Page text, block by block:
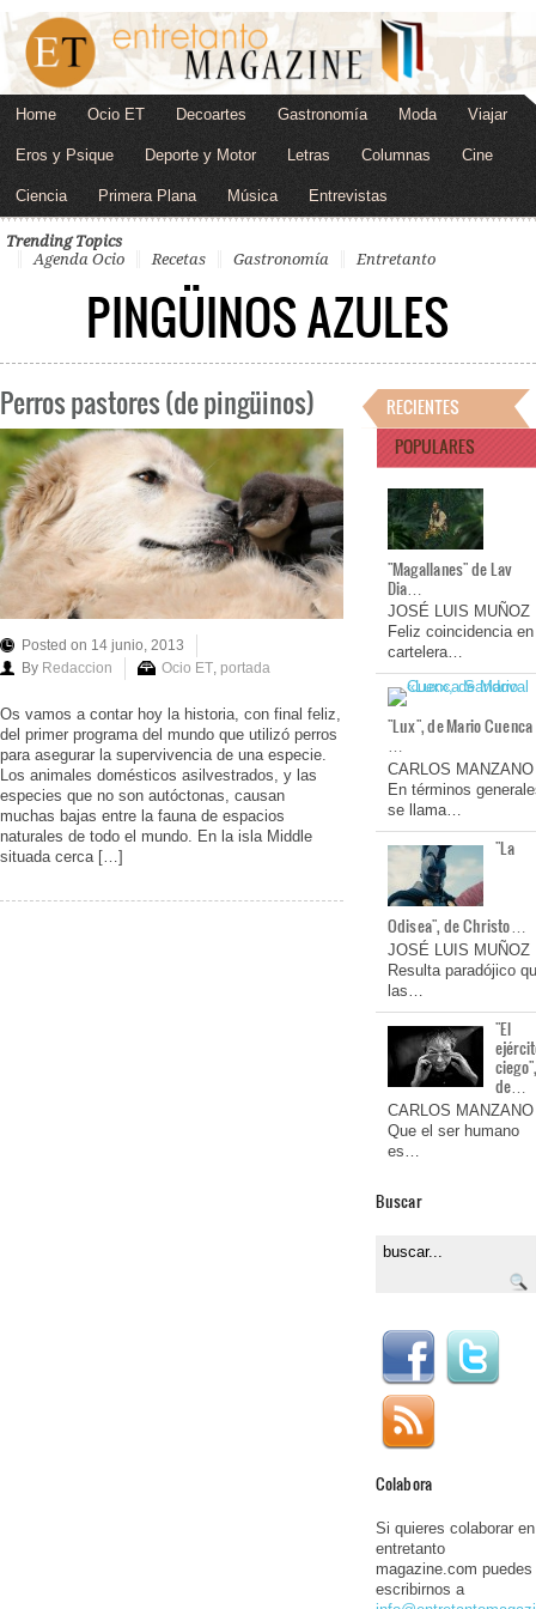
Home Ocio ET Decoartes Gastronomía Moda Viajar
Eros y Psique Deporte y Motor Letras Columnas Cine
Ciencia Primera Plana Música Entrevistas
Trending Topics
Agenda Ocio
Recetas Gastronomía Entretanto
PINGÜINOS AZULES
Perros pastores (de pingüinos)
Posted on 14 junio, 2013
By Redaccion Ocio ET, portada
Os vamos a contar hoy la historia, con final feliz,
del primer programa del mundo que utilizó perros
para asegurar la supervivencia de una especie.
Los animales domésticos asilvestrados, y las
especies que no son autóctonas, causan
muchas bajas entre la fauna de espacios
naturales de todo el mundo. En la isla Middle
situada cerca […]
RECIENTES
POPULARES
"Magallanes" de Lav
Dia…
JOSÉ LUIS MUÑOZ
Feliz coincidencia en
cartelera…
"Lux", de Mario Cuenca
…
CARLOS MANZANO
En términos
se llama…
"La
Odisea", de Christo…
JOSÉ LUIS MUÑOZ
Resulta paradójico
las…
"El
de…
CARLOS MANZANO
Que el ser humano
es…
Buscar
Colabora
Si quieres colaborar en
entretanto
magazine.com puedes
escribirnos a